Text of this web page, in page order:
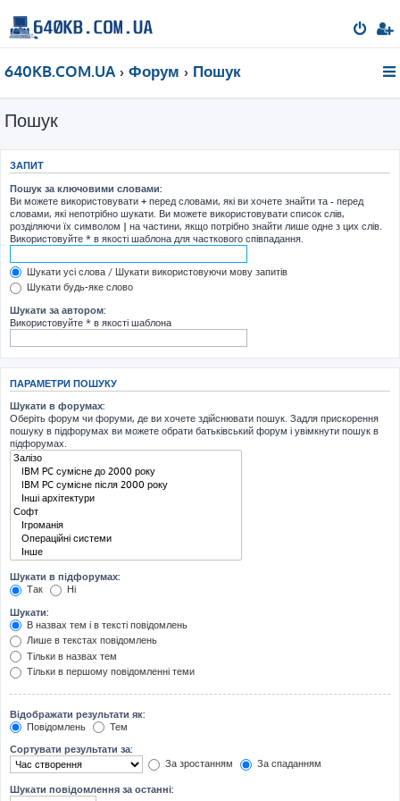
640KB.COM.UA Форум Пошук
Пошук
ЗАПИТ
Пошук за ключовими словами:
Ви можете використовувати + перед словами, які ви хочете знайти та - перед
словами, які непотрібно шукати. Ви можете використовувати список слів,
розділяючи їх символом | на частини, якщо потрібно знайти лише одне з цих слів.
Використовуйте * в якості шаблона для часткового співпадання.
Шукати усі слова / Шукати використовуючи мову запитів
Шукати будь-яке слово
Шукати за автором:
Використовуйте * в якості шаблона
ПАРАМЕТРИ ПОШУКУ
Шукати в форумах:
Оберіть форум чи форуми, де ви хочете здійснювати пошук. Задля прискорення
пошуку в підфорумах ви можете обрати батьківський форум і увімкнути пошук в
підфорумах.
Шукати в підфорумах:
Так
Ні
Шукати:
В назвах тем і в тексті повідомлень
Лише в текстах повідомлень
Тільки в назвах тем
Тільки в першому повідомленні теми
Відображати результати як:
Повідомлень
Тем
Сортувати результати за:
За зростанням
За спаданням
Шукати повідомлення за останні: